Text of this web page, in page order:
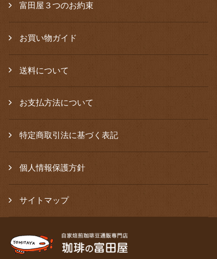
富田屋３つのお約束
お買い物ガイド
送料について
お支払方法について
特定商取引法に基づく表記
個人情報保護方針
サイトマップ